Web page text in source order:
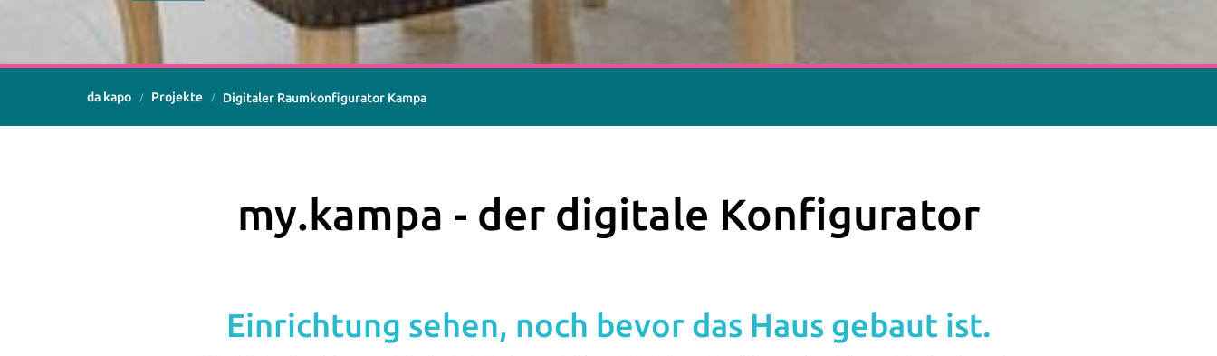
da kapo Projekte Digitaler Raumkonfigurator Kampa
my.kampa - der digitale Konfigurator
Einrichtung sehen, noch bevor das Haus gebaut ist.